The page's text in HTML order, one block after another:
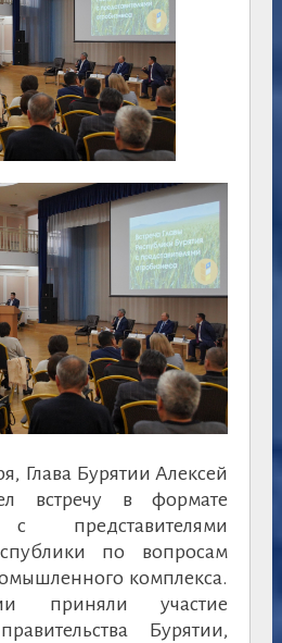
Глава Бурятии Алексей
встречу в формате
с представителями
по вопросам
комплекса.
приняли участие
Бурятии,